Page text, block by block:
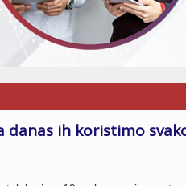
danas ih koristimo